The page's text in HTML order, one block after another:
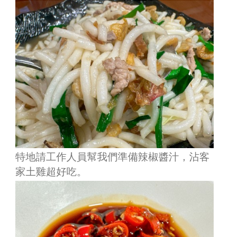
特地請工作人員幫我們準備辣椒醬汁，沾客
家土雞超好吃。